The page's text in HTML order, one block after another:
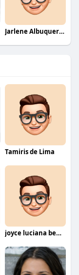
Jarlene Albuquerque
Tamiris de Lima
joyce luciana bentini jesus